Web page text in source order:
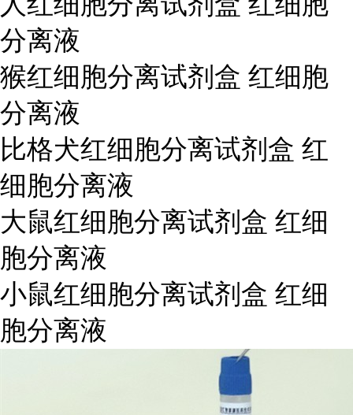
分离液
猴红细胞分离试剂盒 红细胞
分离液
比格犬红细胞分离试剂盒 红
细胞分离液
大鼠红细胞分离试剂盒 红细
胞分离液
小鼠红细胞分离试剂盒 红细
胞分离液